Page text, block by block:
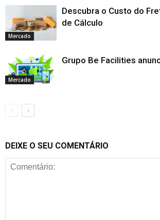
Mercado
Descubra o Custo do
de Cálculo
Mercado
Grupo Be Facilities
DEIXE O SEU COMENTÁRIO